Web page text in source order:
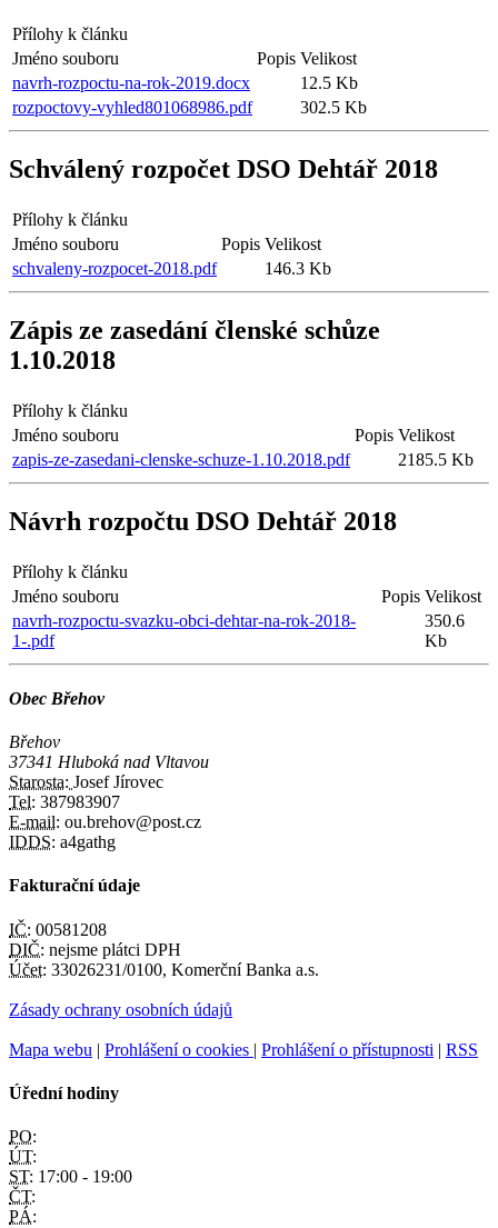
Přílohy k článku
Jméno souboru
Popis Velikost
navrh-rozpoctu-na-rok-2019.docx
12.5 Kb
rozpoctovy-vyhled801068986.pdf
302.5 Kb
Schválený rozpočet DSO Dehtář 2018
Přílohy k článku
Jméno souboru
Popis Velikost
schvaleny-rozpocet-2018.pdf
146.3 Kb
Zápis ze zasedání členské schůze
1.10.2018
Přílohy k článku
Jméno souboru
Popis Velikost
zapis-ze-zasedani-clenske-schuze-1.10.2018.pdf
2185.5 Kb
Návrh rozpočtu DSO Dehtář 2018
Přílohy k článku
Jméno souboru
Popis Velikost
navrh-rozpoctu-svazku-obci-dehtar-na-rok-2018-
1-.pdf
350.6
Kb
Obec Břehov
Břehov
37341 Hluboká nad Vltavou
Starosta: Josef Jírovec
Tel: 387983907
E-mail: ou.brehov@post.cz
IDDS: a4gathg
Fakturační údaje
IČ: 00581208
DIČ: nejsme plátci DPH
Účet: 33026231/0100, Komerční Banka a.s.
Zásady ochrany osobních údajů
Mapa webu | Prohlášení o cookies | Prohlášení o přístupnosti | RSS
Úřední hodiny
PO:
ÚT:
ST: 17:00 - 19:00
ČT:
PÁ: